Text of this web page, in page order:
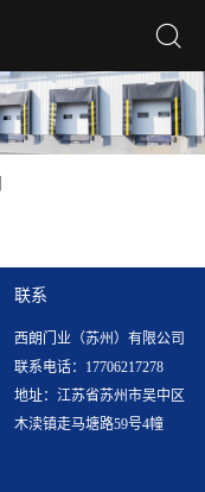
联系
西朗门业（苏州）有限公司
联系电话：17706217278
地址：江苏省苏州市吴中区
木渎镇走马塘路59号4幢